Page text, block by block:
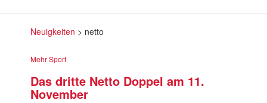
Neuigkeiten > netto
Mehr Sport
Das dritte Netto Doppel am 11.
November